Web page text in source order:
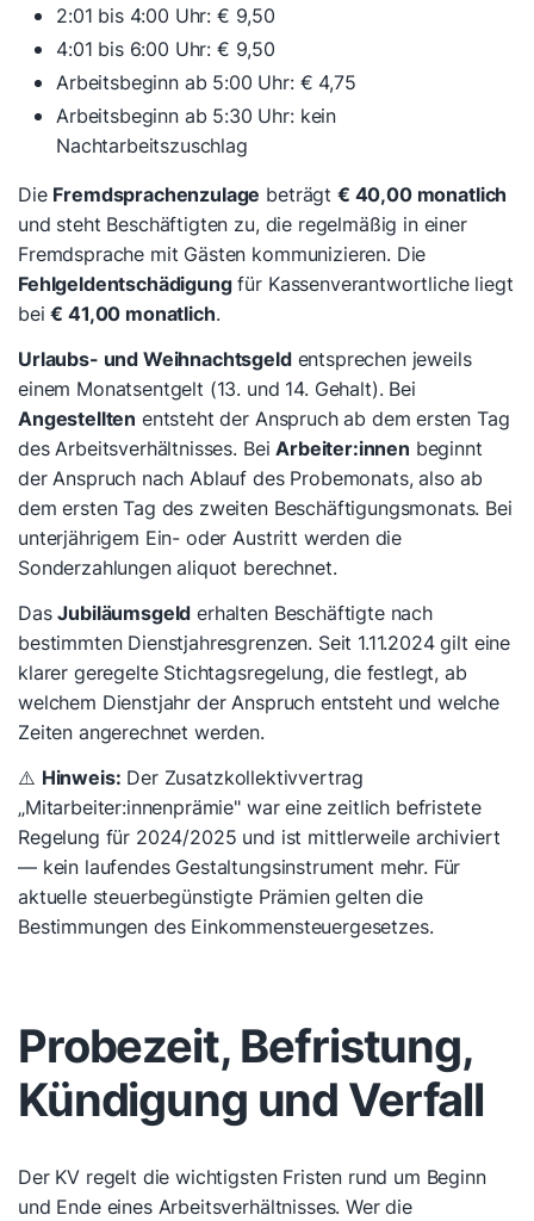
2:01 bis 4:00 Uhr: € 9,50
4:01 bis 6:00 Uhr: € 9,50
Arbeitsbeginn ab 5:00 Uhr: € 4,75
Arbeitsbeginn ab 5:30 Uhr: kein
Nachtarbeitszuschlag
Die Fremdsprachenzulage beträgt € 40,00 monatlich
und steht Beschäftigten zu, die regelmäßig in einer
Fremdsprache mit Gästen kommunizieren. Die
Fehlgeldentschädigungfür Kassenverantwortliche liegt
bei€ 41,00 monatlich.
Urlaubs- und Weihnachtsgeldentsprechen jeweils
einem Monatsentgelt (13. und 14. Gehalt). Bei
Angestellten entsteht der Anspruch ab dem ersten Tag
des Arbeitsverhältnisses. BeiArbeiter:innen beginnt
der Anspruch nach Ablauf des Probemonats, also ab
dem ersten Tag des zweiten Beschäftigungsmonats. Bei
unterjährigem Ein- oder Austritt werden die
Sonderzahlungen aliquot berechnet.
DasJubiläumsgeld erhalten Beschäftigte nach
bestimmten Dienstjahresgrenzen. Seit 1.11.2024 gilt eine
klarer geregelte Stichtagsregelung, die festlegt, ab
welchem Dienstjahr der Anspruch entsteht und welche
Zeiten angerechnet werden.
⚠️ Hinweis: Der Zusatzkollektivvertrag
„Mitarbeiter:innenprämie" war eine zeitlich befristete
Regelung für 2024/2025 und ist mittlerweile archiviert
— kein laufendes Gestaltungsinstrument mehr. Für
aktuelle steuerbegünstigte Prämien gelten die
Bestimmungen des Einkommensteuergesetzes.
Probezeit, Befristung,
Kündigung und Verfall
Der KV regelt die wichtigsten Fristen rund um Beginn
und Ende eines Arbeitsverhältnisses. Wer die